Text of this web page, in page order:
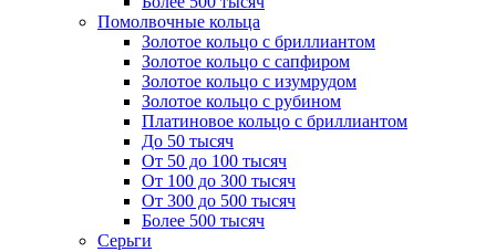
Помолвочные кольца
Золотое кольцо с бриллиантом
Золотое кольцо с сапфиром
Золотое кольцо с изумрудом
Золотое кольцо с рубином
Платиновое кольцо с бриллиантом
До 50 тысяч
От 50 до 100 тысяч
От 100 до 300 тысяч
От 300 до 500 тысяч
Более 500 тысяч
Серьги